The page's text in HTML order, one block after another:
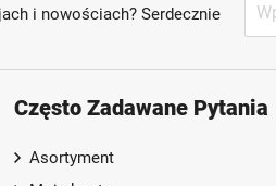
i nowościach? Serdecznie
nasz
Często Zadawane Pytania
Asortyment